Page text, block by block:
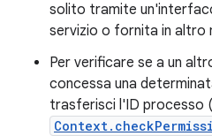
solito tramite
servizio o fornita in altro
Per verificare se a un
concessa una
trasferisci l'ID processo